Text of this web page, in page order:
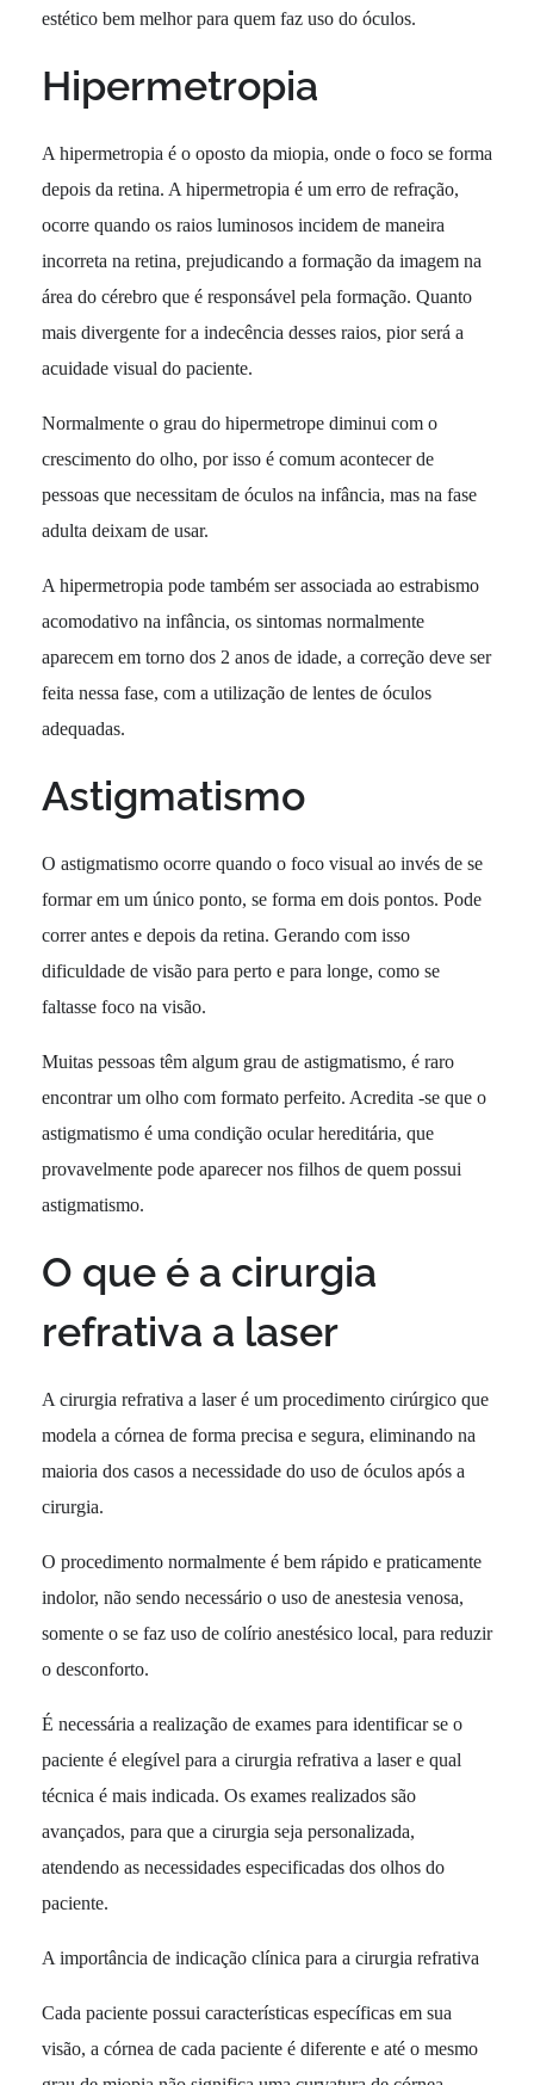
estético bem melhor para quem faz uso do óculos.
Hipermetropia
A hipermetropia é o oposto da miopia, onde o foco se forma
depois da retina. A hipermetropia é um erro de refração,
ocorre quando os raios luminosos incidem de maneira
incorreta na retina, prejudicando a formação da imagem na
área do cérebro que é responsável pela formação. Quanto
mais divergente for a indecência desses raios, pior será a
acuidade visual do paciente.
Normalmente o grau do hipermetrope diminui com o
crescimento do olho, por isso é comum acontecer de
pessoas que necessitam de óculos na infância, mas na fase
adulta deixam de usar.
A hipermetropia pode também ser associada ao estrabismo
acomodativo na infância, os sintomas normalmente
aparecem em torno dos 2 anos de idade, a correção deve ser
feita nessa fase, com a utilização de lentes de óculos
adequadas.
Astigmatismo
O astigmatismo ocorre quando o foco visual ao invés de se
formar em um único ponto, se forma em dois pontos. Pode
correr antes e depois da retina. Gerando com isso
dificuldade de visão para perto e para longe, como se
faltasse foco na visão.
Muitas pessoas têm algum grau de astigmatismo, é raro
encontrar um olho com formato perfeito. Acredita -se que o
astigmatismo é uma condição ocular hereditária, que
provavelmente pode aparecer nos filhos de quem possui
astigmatismo.
O que é a cirurgia
refrativa a laser
A cirurgia refrativa a laser é um procedimento cirúrgico que
modela a córnea de forma precisa e segura, eliminando na
maioria dos casos a necessidade do uso de óculos após a
cirurgia.
O procedimento normalmente é bem rápido e praticamente
indolor, não sendo necessário o uso de anestesia venosa,
somente o se faz uso de colírio anestésico local, para reduzir
o desconforto.
É necessária a realização de exames para identificar se o
paciente é elegível para a cirurgia refrativa a laser e qual
técnica é mais indicada. Os exames realizados são
avançados, para que a cirurgia seja personalizada,
atendendo as necessidades especificadas dos olhos do
paciente.
A importância de indicação clínica para a cirurgia refrativa
Cada paciente possui características específicas em sua
visão, a córnea de cada paciente é diferente e até o mesmo